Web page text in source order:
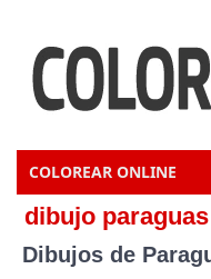
COLOREAR ONLINE
dibujo
Dibujos de